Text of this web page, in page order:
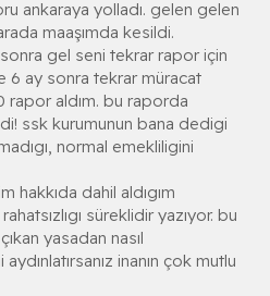
ankaraya yolladı. gelen gelen
maaşımda kesildi.
gel seni tekrar rapor için
6 ay sonra tekrar müracat
rapor aldım. bu raporda
ssk kurumunun bana dedigi
normal emekliligini
hakkıda dahil aldıgım
süreklidir yazıyor. bu
yasadan nasıl
inanın çok mutlu